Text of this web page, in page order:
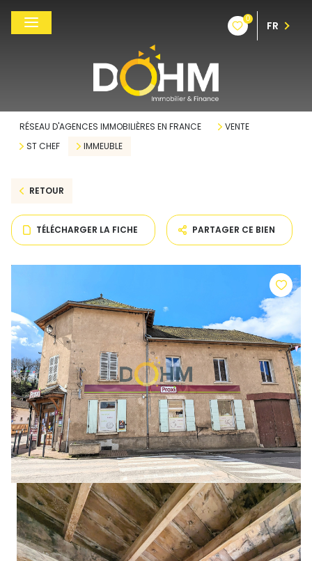
0
FR
RÉSEAU D'AGENCES IMMOBILIÈRES EN FRANCE
VENTE
ST CHEF
IMMEUBLE
RETOUR
TÉLÉCHARGER LA FICHE PARTAGER CE BIEN